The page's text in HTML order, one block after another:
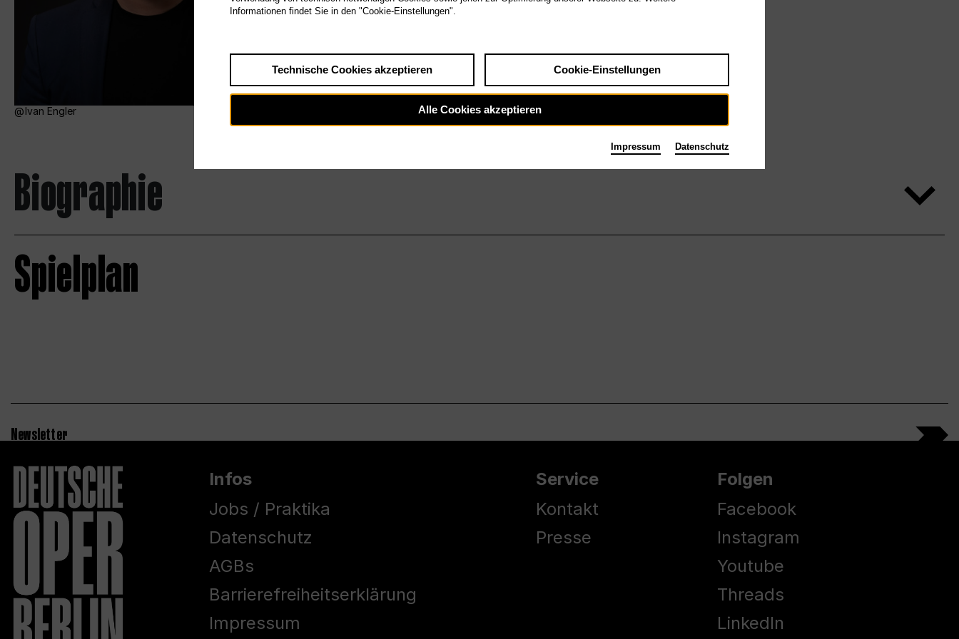
Ivan Engler
Biographie
Spielplan
Newsletter
Infos
Jobs / Praktika
Datenschutz
AGBs
Barrierefreiheitserklärung
Impressum
Service
Kontakt
Presse
Folgen
Facebook
Instagram
Youtube
Threads
LinkedIn
Informationen findet Sie in den "Cookie-Einstellungen".
Technische Cookies akzeptieren Cookie-Einstellungen
Alle Cookies akzeptieren
Impressum Datenschutz